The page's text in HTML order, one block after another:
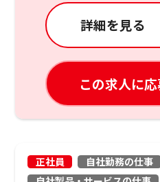
詳細を見る
この求人に
正社員
自社勤務の仕事